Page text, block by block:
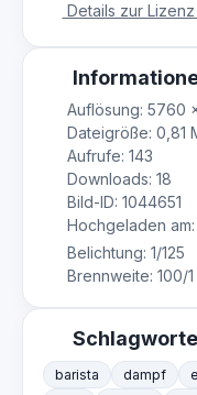
Details zur
Auflösung: 5760
Dateigröße: 0,81
Aufrufe: 143
Downloads: 18
Bild-ID: 1044651
Hochgeladen am:
Belichtung: 1/125
Brennweite: 100/1
Schlagworte
barista dampf